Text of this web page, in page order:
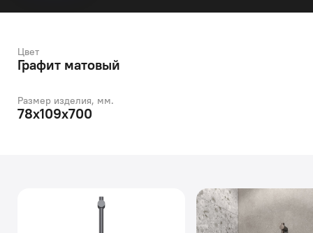
Цвет
Графит матовый
Размер изделия, мм.
78х109х700